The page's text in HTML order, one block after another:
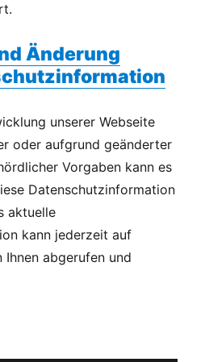
Änderung
unserer Webseite
oder aufgrund geänderter
Vorgaben kann es
Datenschutzinformation
aktuelle
kann jederzeit auf
Ihnen abgerufen und